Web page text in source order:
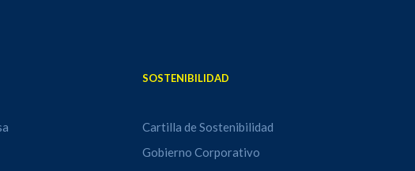
SOSTENIBILIDAD
Cartilla de Sostenibilidad
Gobierno Corporativo